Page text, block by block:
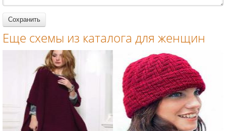
Еще схемы из каталога для женщин